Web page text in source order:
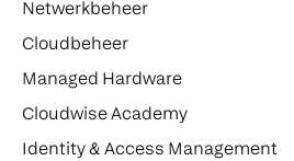
Netwerkbeheer
Cloudbeheer
Managed Hardware
Cloudwise Academy
Identity & Access Management